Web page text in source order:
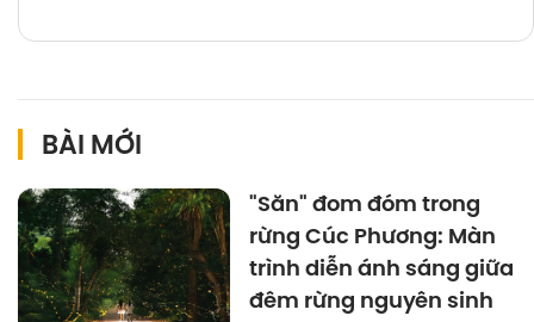
BÀI MỚI
"Săn" đom đóm trong
rừng Cúc Phương: Màn
trình diễn ánh sáng giữa
đêm rừng nguyên sinh